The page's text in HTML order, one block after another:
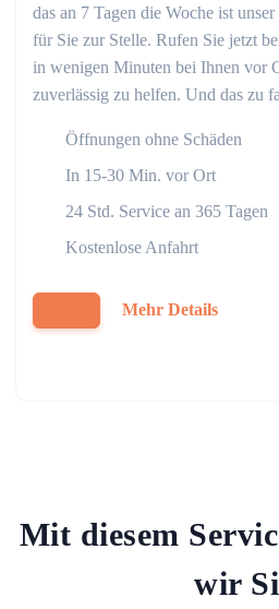
das an 7 Tagen die Woche ist
für Sie zur Stelle. Rufen Sie jetzt
in wenigen Minuten bei Ihnen vor
zuverlässig zu helfen. Und das zu
Öffnungen ohne Schäden
In 15-30 Min. vor Ort
24 Std. Service an 365 Tagen
Kostenlose Anfahrt
Mehr Details
Mit diesem
wir